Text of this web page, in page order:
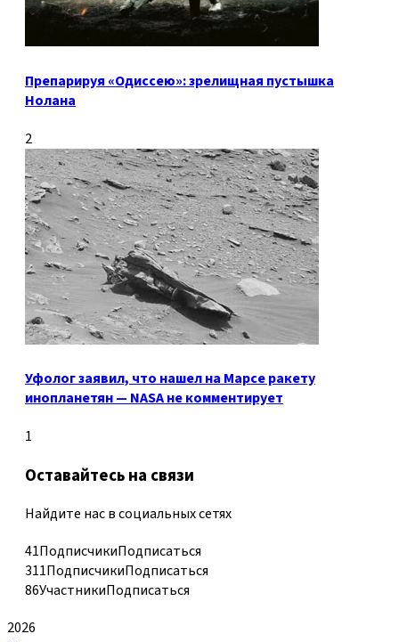
Препарируя «Одиссею»: зрелищная пустышка
Нолана
2
Уфолог заявил, что нашел на Марсе ракету
инопланетян — NASA не комментирует
1
Оставайтесь на связи
Найдите нас в социальных сетях
41ПодписчикиПодписаться
311ПодписчикиПодписаться
86УчастникиПодписаться
2026